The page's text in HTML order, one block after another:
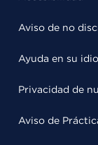
Aviso de no
Ayuda en su
Privacidad de
Aviso de